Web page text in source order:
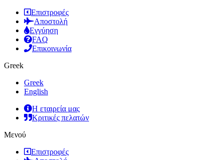
Επιστροφές
Αποστολή
Εγγύηση
FAQ
Επικοινωνία
Greek
Greek
English
Η εταιρεία μας
Κριτικές πελατών
Μενού
Επιστροφές